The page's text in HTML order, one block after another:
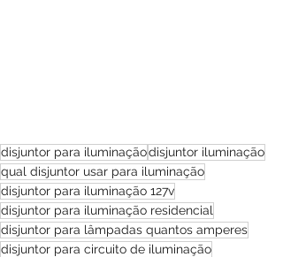
disjuntor para iluminaçãodisjuntor iluminação
qual disjuntor usar para iluminação
disjuntor para iluminação 127v
disjuntor para iluminação residencial
disjuntor para lâmpadas quantos amperes
disjuntor para circuito de iluminação